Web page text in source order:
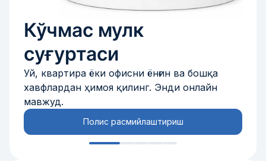
Кўчмас мулк
суғуртаси
Уй, квартира ёки офисни ёнғин ва бошқа
хавфлардан ҳимоя қилинг. Энди онлайн
мавжуд.
Полис расмийлаштириш